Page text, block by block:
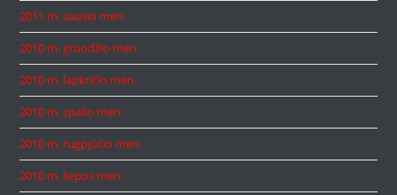
2011 m. sausio mėn.
2010 m. gruodžio mėn.
2010 m. lapkričio mėn.
2010 m. spalio mėn.
2010 m. rugpjūčio mėn.
2010 m. liepos mėn.